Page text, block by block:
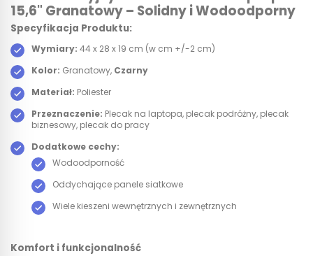
15,6" Granatowy – Solidny i Wodoodporny
Specyfikacja Produktu:
Wymiary: 44 x 28 x 19 cm (w cm +/-2 cm)
Kolor: Granatowy, Czarny
Materiał: Poliester
Przeznaczenie: Plecak na laptopa, plecak podróżny, plecak
biznesowy, plecak do pracy
Dodatkowe cechy:
Wodoodporność
Oddychające panele siatkowe
Wiele kieszeni wewnętrznych i zewnętrznych
Komfort i funkcjonalność